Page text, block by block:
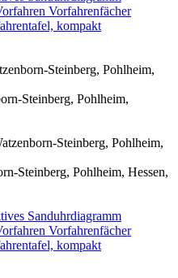
Vorfahrenfächer
kompakt
Steinberg, Pohlheim,
Steinberg, Pohlheim,
Steinberg, Pohlheim,
Steinberg, Pohlheim, Hessen,
Sanduhrdiagramm
Vorfahrenfächer
kompakt